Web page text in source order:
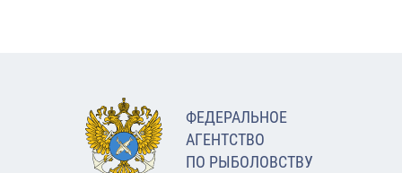
ФЕДЕРАЛЬНОЕ
АГЕНТСТВО
ПО РЫБОЛОВСТВУ